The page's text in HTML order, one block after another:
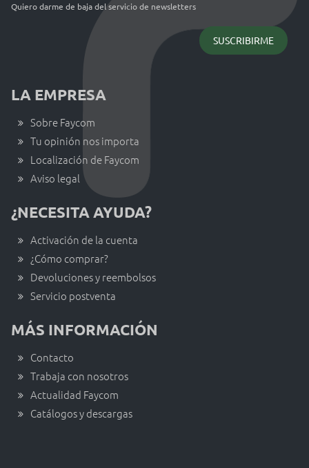
Quiero darme de baja del servicio de newsletters
LA EMPRESA
Sobre Faycom
Tu opinión nos importa
Localización de Faycom
Aviso legal
¿NECESITA AYUDA?
Activación de la cuenta
¿Cómo comprar?
Devoluciones y reembolsos
Servicio postventa
MÁS INFORMACIÓN
Contacto
Trabaja con nosotros
Actualidad Faycom
Catálogos y descargas